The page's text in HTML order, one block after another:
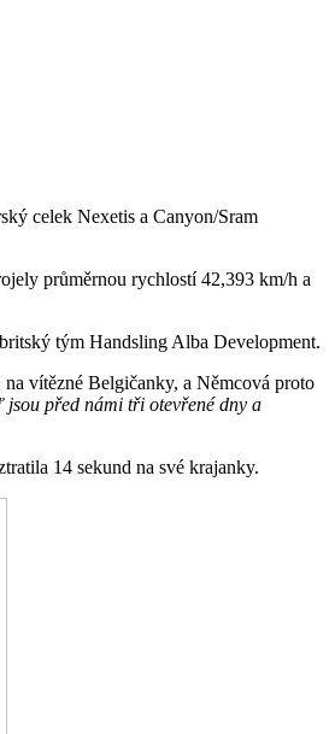
celek Nexetis a Canyon/Sram
průměrnou rychlostí 42,393 km/h a
tým Handsling Alba Development.
vítězné Belgičanky, a Němcová proto
jsou před námi tři otevřené dny a
14 sekund na své krajanky.